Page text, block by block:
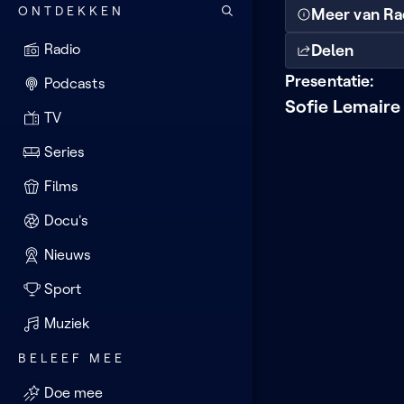
ONTDEKKEN
Radio
Podcasts
TV
Series
Films
Docu's
Nieuws
Sport
Muziek
BELEEF MEE
Doe mee
Meer van
Delen
Presentatie:
Sofie Lemaire